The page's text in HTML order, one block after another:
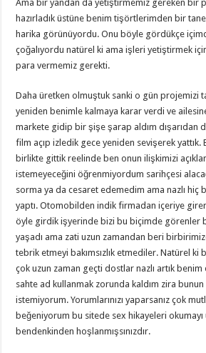
Ama bir yandan da yetiştirmemiz gereken bir
hazırladık üstüne benim tişörtlerimden bir
harika görünüyordu. Onu böyle gördükçe
çoğalıyordu natürel ki ama işleri yetiştirmek
para vermemiz gerekti.
Daha üretken olmuştuk sanki o gün projemizi
yeniden benimle kalmaya karar verdi ve
markete gidip bir şişe şarap aldım dışarıdan
film açıp izledik gece yeniden sevişerek yattık.
birlikte gittik reelinde ben onun ilişkimizi
istemeyeceğini öğrenmiyordum sarihçesi
sorma ya da cesaret edemedim ama nazlı hiç
yaptı. Otomobilden indik firmadan içeriye
öyle girdik işyerinde bizi bu biçimde görenler
yaşadı ama zati uzun zamandan beri
tebrik etmeyi bakımsızlık etmediler. Natürel ki
çok uzun zaman geçti dostlar nazlı artık benim
sahte ad kullanmak zorunda kaldım zira
istemiyorum. Yorumlarınızı yaparsanız çok
beğeniyorum bu sitede sex hikayeleri okumayı
bendenkinden hoşlanmışsınızdır.